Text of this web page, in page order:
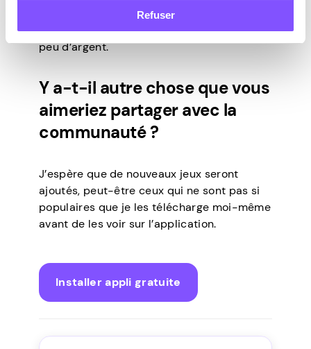
Refuser
Le plus surprenant, c’est que j’ai gagné un
peu d’argent.
Y a-t-il autre chose que vous
aimeriez partager avec la
communauté ?
J’espère que de nouveaux jeux seront
ajoutés, peut-être ceux qui ne sont pas si
populaires que je les télécharge moi-même
avant de les voir sur l’application.
Installer appli gratuite